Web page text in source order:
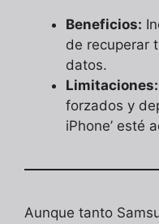
Beneficios:
de recuperar
datos.
Limitaciones:
forzados y
iPhone’ esté
Aunque tanto